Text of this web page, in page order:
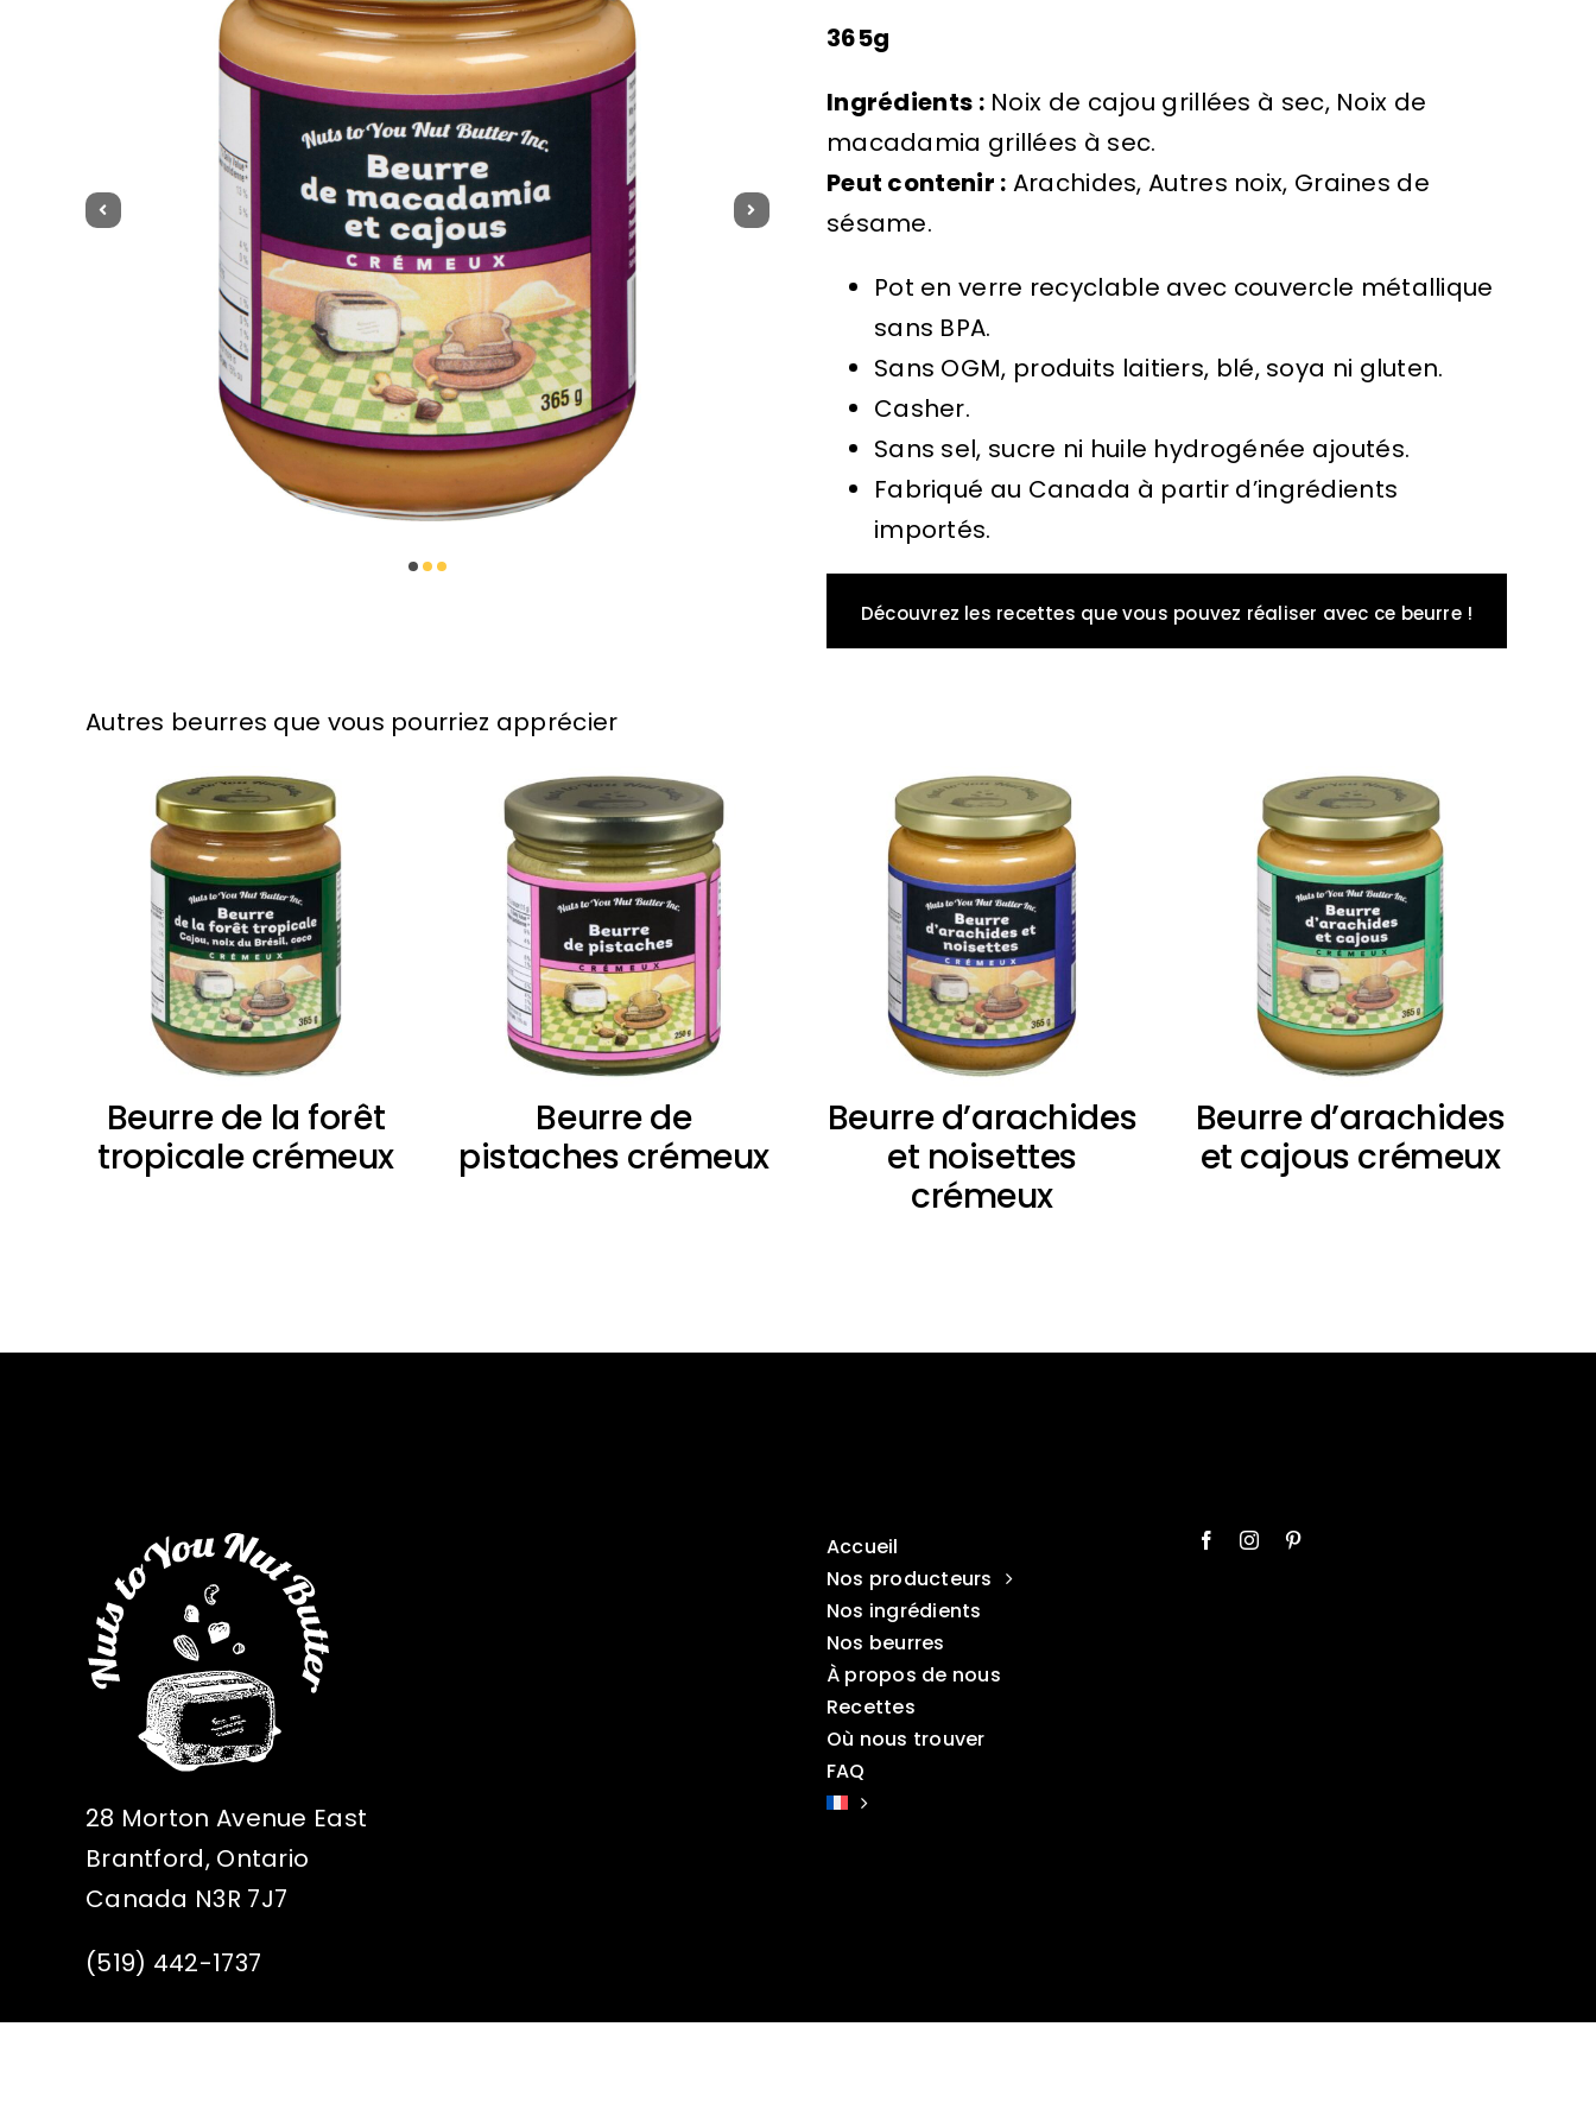
365g
Ingrédients :Noix de cajou grillées à sec, Noix de
macadamia grillées à sec.
Peut contenir : Arachides, Autres noix, Graines de
sésame.
Pot en verre recyclable avec couvercle métallique
sans BPA.
Sans OGM, produits laitiers, blé, soya ni gluten.
Casher.
Sans sel, sucre ni huile hydrogénée ajoutés.
Fabriqué au Canada à partir d’ingrédients
importés.
Découvrez les recettes que vous pouvez réaliser avec ce beurre !
Autres beurres que vous pourriez apprécier
Beurre de la forêt
tropicale crémeux
Beurre de
pistaches crémeux
Beurre d’arachides
et noisettes
crémeux
Beurre d’arachides
et cajous crémeux
28 Morton Avenue East
Brantford, Ontario
Canada N3R 7J7
(519) 442-1737
Accueil
Nos producteurs
Nos ingrédients
Nos beurres
À propos de nous
Recettes
Où nous trouver
FAQ